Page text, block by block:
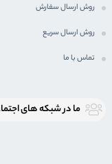
روش ارسال سفارش
روش ارسال سریع
تماس با ما
ما در شبكه های